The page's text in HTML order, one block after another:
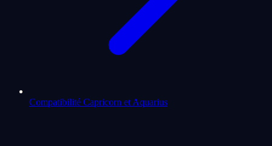
Compatibilité Capricorn et Aquarius